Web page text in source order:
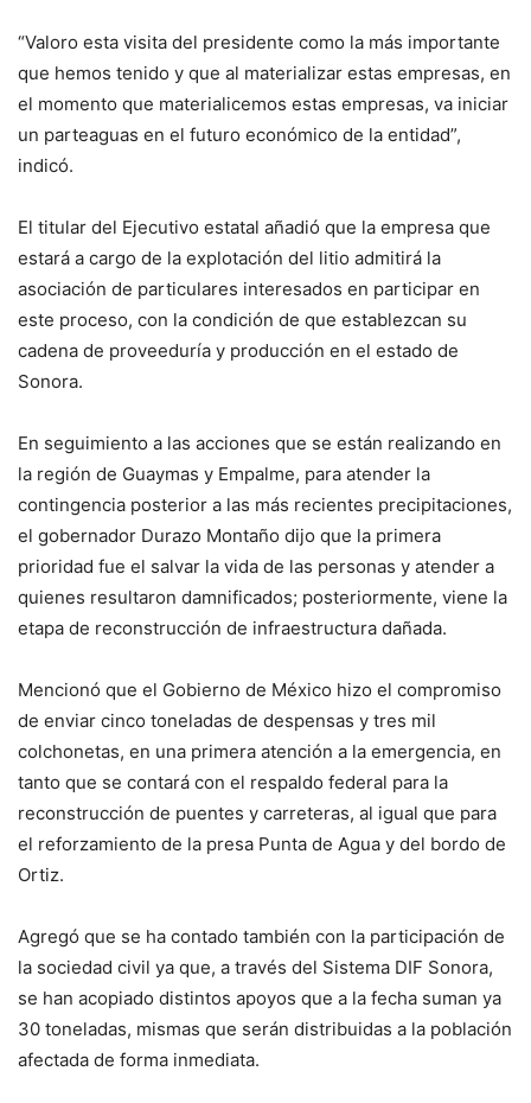
“Valoro esta visita del presidente como la más importante
que hemos tenido y que al materializar estas empresas, en
el momento que materialicemos estas empresas, va iniciar
un parteaguas en el futuro económico de la entidad”,
indicó.
El titular del Ejecutivo estatal añadió que la empresa que
estará a cargo de la explotación del litio admitirá la
asociación de particulares interesados en participar en
este proceso, con la condición de que establezcan su
cadena de proveeduría y producción en el estado de
Sonora.
En seguimiento a las acciones que se están realizando en
la región de Guaymas y Empalme, para atender la
contingencia posterior a las más recientes precipitaciones,
el gobernador Durazo Montaño dijo que la primera
prioridad fue el salvar la vida de las personas y atender a
quienes resultaron damnificados; posteriormente, viene la
etapa de reconstrucción de infraestructura dañada.
Mencionó que el Gobierno de México hizo el compromiso
de enviar cinco toneladas de despensas y tres mil
colchonetas, en una primera atención a la emergencia, en
tanto que se contará con el respaldo federal para la
reconstrucción de puentes y carreteras, al igual que para
el reforzamiento de la presa Punta de Agua y del bordo de
Ortiz.
Agregó que se ha contado también con la participación de
la sociedad civil ya que, a través del Sistema DIF Sonora,
se han acopiado distintos apoyos que a la fecha suman ya
30 toneladas, mismas que serán distribuidas a la población
afectada de forma inmediata.